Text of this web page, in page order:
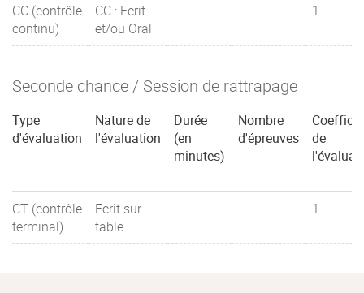
CC (contrôle
continu)
CC : Ecrit
et/ou Oral
1
Seconde chance / Session de rattrapage
Type
d'évaluation
Nature de
l'évaluation
Durée
(en
minutes)
Nombre
d'épreuves
de
CT (contrôle
terminal)
Ecrit sur
table
1